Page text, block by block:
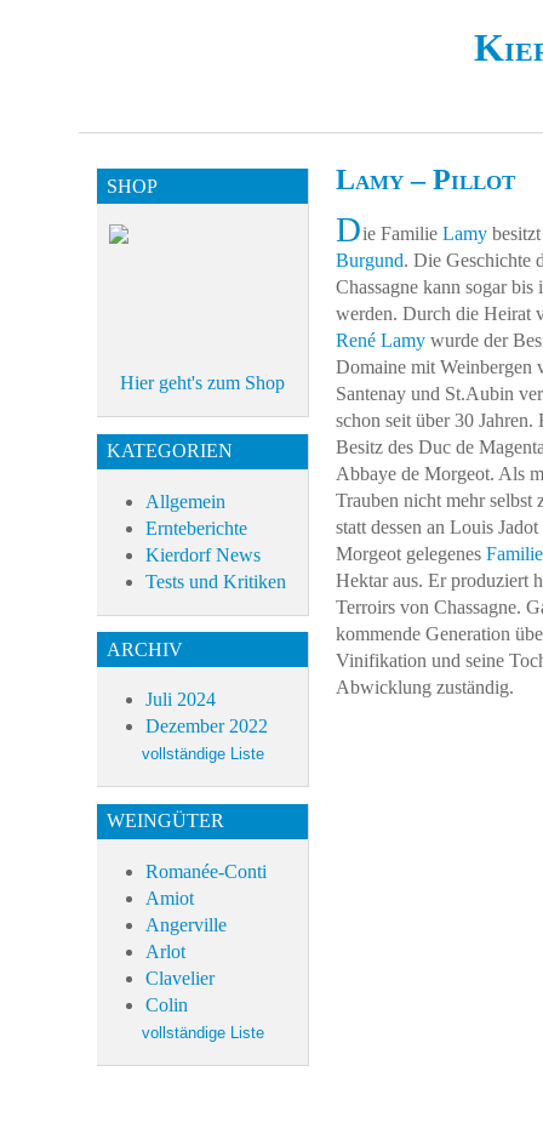
Lamy – Pillot
Die Familie Lamy
Burgund. Die Geschichte
Chassagne kann sogar
werden. Durch die Heirat
René Lamy wurde der
Domaine mit Weinbergen
Santenay und St.Aubin
schon seit über 30
Besitz des Duc de
Abbaye de Morgeot. Als
Trauben nicht mehr
statt dessen an Louis
Morgeot gelegenes
Hektar aus. Er produziert
Terroirs von Chassagne.
kommende Generation
Vinifikation und seine
Abwicklung zuständig.
SHOP
Hier geht's zum Shop
KATEGORIEN
Allgemein
Ernteberichte
Kierdorf News
Tests und Kritiken
ARCHIV
Juli 2024
Dezember 2022
WEINGÜTER
Romanée-Conti
Amiot
Angerville
Arlot
Clavelier
Colin